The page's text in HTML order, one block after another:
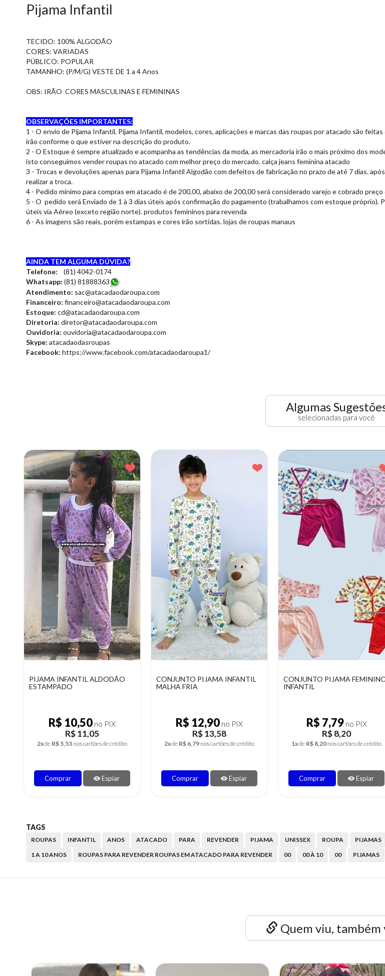
Pijama Infantil
TECIDO: 100% ALGODÃO
CORES: VARIADAS
PÚBLICO: POPULAR
TAMANHO: (P/M/G) VESTE DE 1 a 4 Anos
OBS: IRÃO CORES MASCULINAS E FEMININAS
OBSERVAÇÕES IMPORTANTES:
1 - O envio de Pijama Infantil, Pijama Infantil, modelos, cores, aplicações e marcas das roupas por atacado são
irão conforme o que estiver na descrição do produto.
2 - O Estoque é sempre atualizado e acompanha as tendências da moda, as mercadoria irão o mais próximo dos
isto conseguimos vender roupas no atacado com melhor preço do mercado. calça jeans feminina atacado
3 - Trocas e devoluções apenas para Pijama Infantil Algodão com defeitos de fabricação no prazo de até 7 dias.
realizar a troca.
4 - Pedido mínimo para compras em atacado é de 200,00, abaixo de 200,00 será considerado varejo e cobrado
5 - O pedido será Enviado de 1 à 3 dias úteis após confirmação do pagamento (trabalhamos com estoque
úteis via Aéreo (exceto região norte). produtos femininos para revenda
6 - As imagens são reais, porém estampas e cores irão sortidas. lojas de roupas manaus
AINDA TEM ALGUMA DÚVIDA?
Telefone: (81) 4042-0174
Whatsapp: (81) 81888363
Atendimento: sac@atacadaodaroupa.com
Financeiro: financeiro@atacadaodaroupa.com
Estoque: cd@atacadaodaroupa.com
Diretoria: diretor@atacadaodaroupa.com
Ouvidoria: ouvidoria@atacadaodaroupa.com
Skype: atacadaodasroupas
Facebook: https://www.facebook.com/atacadaodaroupa1/
Algumas
selecionadas para você
PIJAMA INFANTIL ALDODÃO
ESTAMPADO
R$ 10,50 no PIX
R$ 11,05
2xde R$ 5,53 nos cartões de crédito
Comprar Espiar
CONJUNTO PIJAMA INFANTIL
MALHA FRIA
R$ 12,90 no PIX
R$ 13,58
2xde R$ 6,79 nos cartões de crédito
Comprar Espiar
CONJUNTO PIJAMA
INFANTIL
R$ 7,79no PIX
R$ 8,20
1xde R$ 8,20 nos cartões de crédito
Comprar Espiar
TAGS
ROUPAS INFANTIL ANOS ATACADO PARA REVENDER PIJAMA UNISSEX ROUPA PIJAMAS
1 A 10 ANOS
ROUPAS PARA REVENDER ROUPAS EM ATACADO PARA REVENDER 00 00 À 10 00 PIJAMAS
Quem viu, também